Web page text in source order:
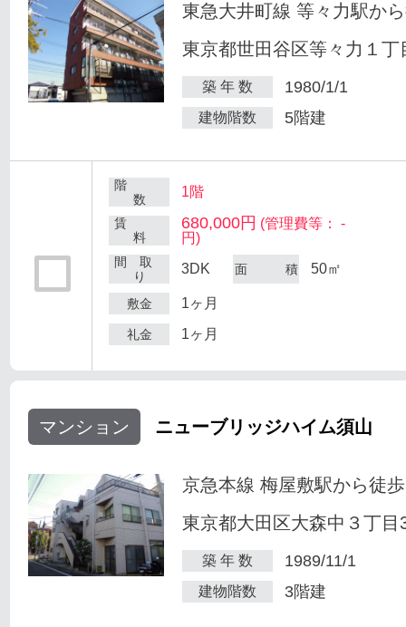
東急大井町線 等々力駅か
東京都世田谷区等々力１丁
築 年 数 1980/1/1
建物階数 5階建
階
数
1階
賃
料
680,000円 (管理費等： -
円)
間 取
り
3DK 面 積 50㎡
敷金 1ヶ月
礼金 1ヶ月
マンション ニューブリッジハイム須山
京急本線 梅屋敷駅から徒
東京都大田区大森中３丁目
築 年 数 1989/11/1
建物階数 3階建